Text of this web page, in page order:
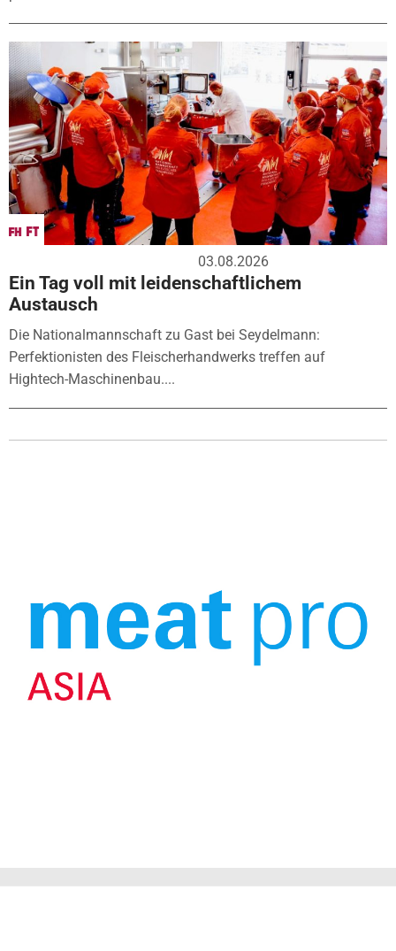
03.08.2026
Ein Tag voll mit leidenschaftlichem
Austausch
Die Nationalmannschaft zu Gast bei Seydelmann:
Perfektionisten des Fleischerhandwerks treffen auf
Hightech-Maschinenbau....